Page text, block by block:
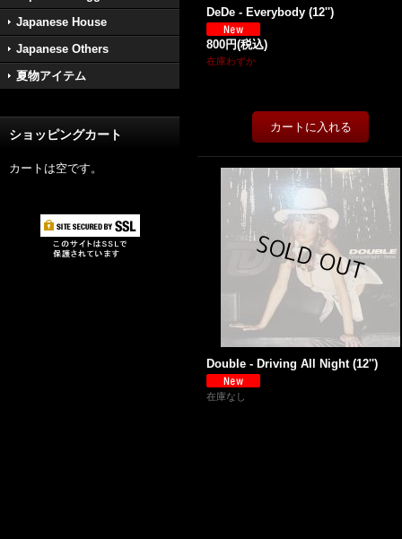
Japanese House
Japanese Others
夏物アイテム
ショッピングカート
カートは空です。
DeDe - Everybody (12'')
800円(税込)
在庫わずか
Double - Driving All Night (12'')
在庫なし